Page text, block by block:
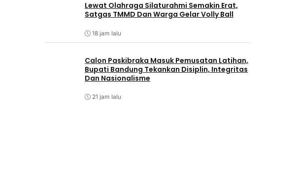
Lewat Olahraga Silaturahmi Semakin Erat,
Satgas TMMD Dan Warga Gelar Volly Ball
18 jam lalu
Calon Paskibraka Masuk Pemusatan Latihan,
Bupati Bandung Tekankan Disiplin, Integritas
Dan Nasionalisme
21 jam lalu